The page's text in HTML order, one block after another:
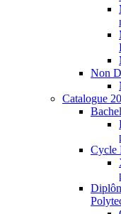
Non
Catalogue
Cycle